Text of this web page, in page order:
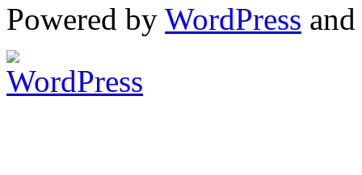
Powered by WordPress